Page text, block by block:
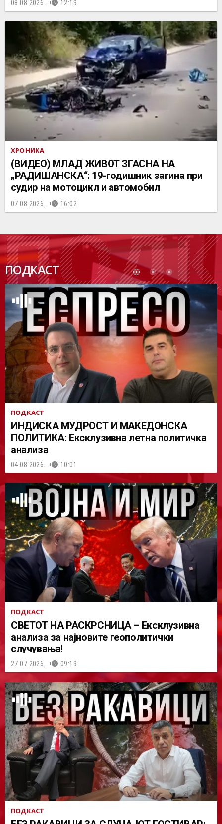
08.08.2026. 12:19
ХРОНИКА
(ВИДЕО) МЛАД ЖИВОТ ЗГАСНА НА
„РАДИШАНСКА“: 19-годишник загина при
судир на мотоцикл и автомобил
07.08.2026. 16:02
ПОДКАСТ
ПОДК
АСТ
ПОДКАСТ
ИНДИСКА МУДРОСТ И МАКЕДОНСКА
ПОЛИТИКА: Ексклузивна летна политичка
анализа
04.08.2026. 10:01
ПОДКАСТ
СВЕТОТ НА РАСКРСНИЦА – Ексклузивна
анализа за најновите геополитички
случувања!
27.07.2026. 09:19
ПОДКАСТ